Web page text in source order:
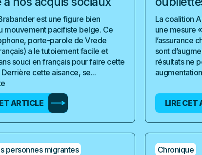
est une figure bien
mouvement pacifiste belge. Ce
porte-parole de Vrede
a le tutoiement facile et
souci en français pour faire cette
cette aisance, se...
ARTICLE
La coalition
une mesure
l’assurance
sont
résultats ne
LIRE CET
personnes migrantes
Chronique